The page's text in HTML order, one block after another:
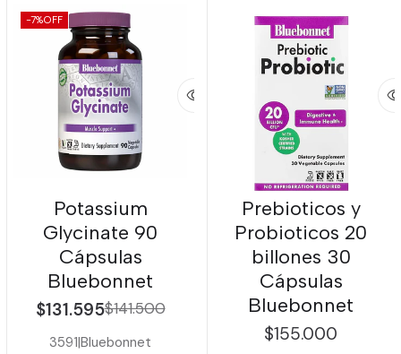
-7%OFF
Potassium
Glycinate 90
Cápsulas
Bluebonnet
$131.595$141.500
3591|Bluebonnet
Prebioticos y
Probioticos 20
billones 30
Cápsulas
Bluebonnet
$155.000